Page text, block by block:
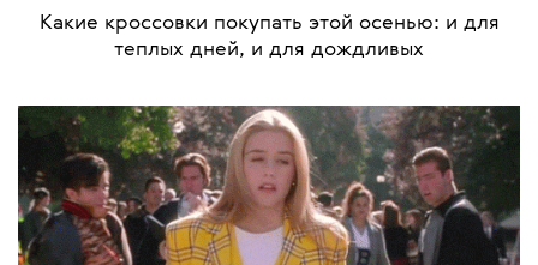
Какие кроссовки покупать этой осенью: и для
теплых дней, и для дождливых